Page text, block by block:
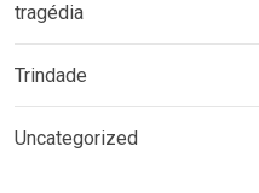
tragédia
Trindade
Uncategorized